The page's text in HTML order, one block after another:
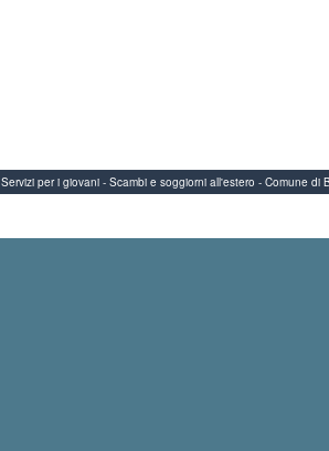
Servizi per i giovani - Scambi e soggiorni all'estero - Comune